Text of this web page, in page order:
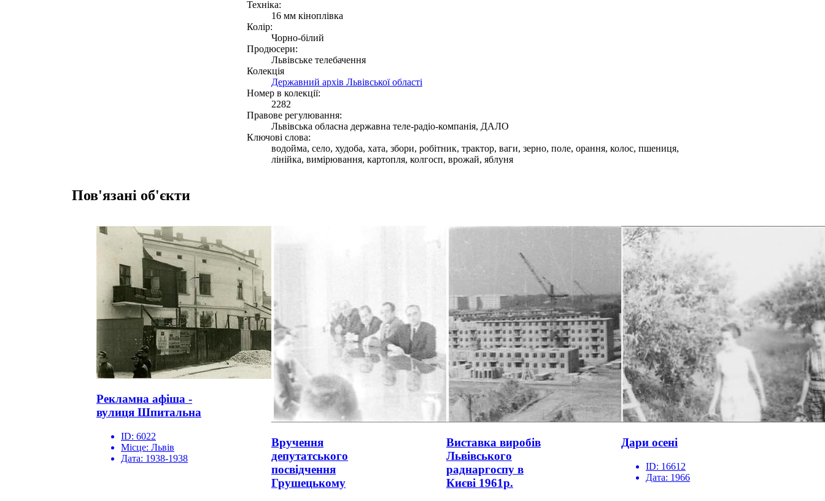
Техніка:
16 мм кіноплівка
Колір:
Чорно-білий
Продюсери:
Львівське телебачення
Колекція
Державний архів Львівської області
Номер в колекції:
2282
Правове регулювання:
Львівська обласна державна теле-радіо-компанія, ДАЛО
Ключові слова:
водойма, село, худоба, хата, збори, робітник, трактор, ваги, зерно, поле, орання, колос, пшениця,
лінійка, вимірювання, картопля, колгосп, врожай, яблуня
Пов'язані об'єкти
Рекламна афіша -
вулиця Шпитальна
ID: 6022
Місце: Львів
Дата: 1938-1938
Вручення
депутатського
посвідчення
Грушецькому
Виставка виробів
Львівського
раднаргоспу в
Києві 1961р.
Дари осені
ID: 16612
Дата: 1966